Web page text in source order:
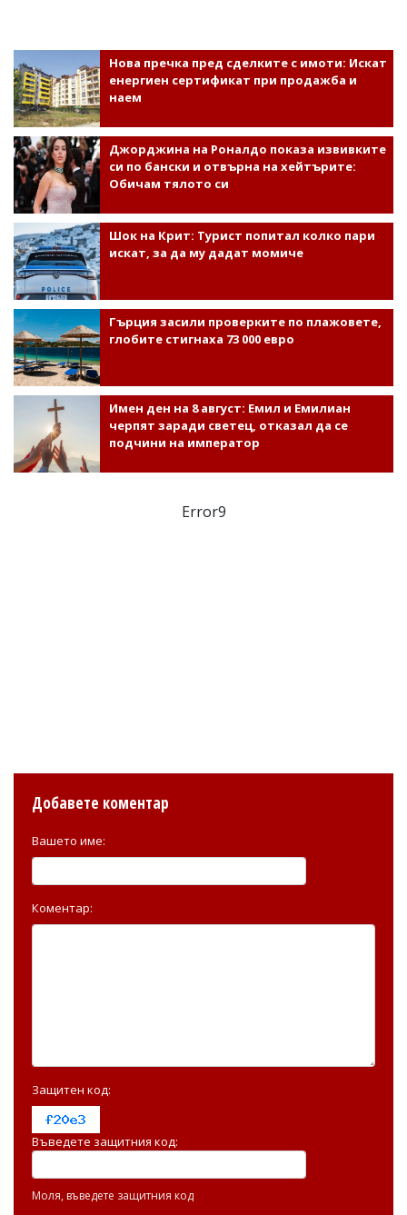
Нова пречка пред сделките с имоти: Искат
енергиен сертификат при продажба и
наем
Джорджина на Роналдо показа извивките
си по бански и отвърна на хейтърите:
Обичам тялото си
Шок на Крит: Турист попитал колко пари
искат, за да му дадат момиче
Гърция засили проверките по плажовете,
глобите стигнаха 73 000 евро
Имен ден на 8 август: Емил и Емилиан
черпят заради светец, отказал да се
подчини на император
Error9
Добавете коментар
Вашето име:
Коментар:
Защитен код:
Въведете защитния код:
Моля, въведете защитния код